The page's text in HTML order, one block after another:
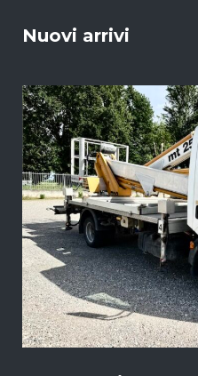
Nuovi arrivi